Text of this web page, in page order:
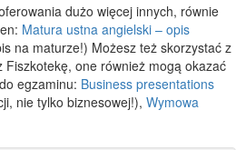
dużo więcej innych, równie
Matura ustna angielski – opis
na maturze!) Możesz też skorzystać z
one również mogą okazać
egzaminu: Business presentations
nie tylko biznesowej!), Wymowa